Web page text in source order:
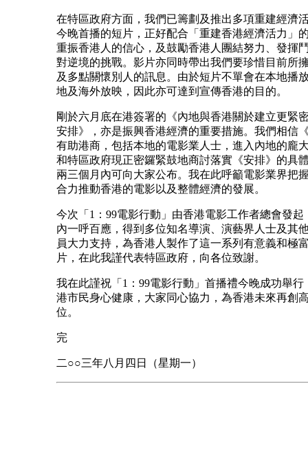
在特區政府方面，我們已籌劃及推出多項重建經濟
今晚首播的短片，正好配合「重建香港經濟活力」
重振香港人的信心，及鼓勵香港人團結努力、發揮
對逆境的挑戰。影片亦同時帶出我們要珍惜目前所
及多點關懷別人的訊息。由於短片不單會在本地播
地及海外放映，因此亦可達到宣傳香港的目的。
剛於六月底在港簽署的《內地與香港關於建立更緊
安排》，亦是振興香港經濟的重要措施。我們相信
有助港商，包括本地的電影業人士，進入內地的龐
和特區政府現正密鑼緊鼓地商討落實《安排》的具
兩三個月內可向大家公布。我在此呼籲電影業界把
合力推動香港的電影以及整體經濟的發展。
今次「1：99電影行動」由香港電影工作者總會發起
內一呼百應，得到多位知名導演、演藝界人士及其
員大力支持，為香港人製作了這一系列有意義和極
片，在此我謹代表特區政府，向各位致謝。
我在此謹祝「1：99電影行動」首播禮今晚成功舉行
港市民身心健康，大家同心協力，為香港未來再創
位。
完
二○○三年八月四日（星期一）